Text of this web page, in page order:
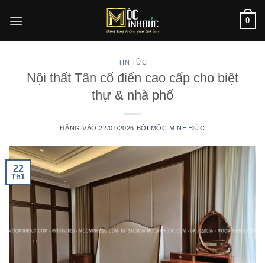
qua
0
TIN TỨC
Nội thất Tân cổ điển cao cấp cho biệt
thự & nhà phố
ĐĂNG VÀO22/01/2026 BỞI MỘC MINH ĐỨC
22
Th1